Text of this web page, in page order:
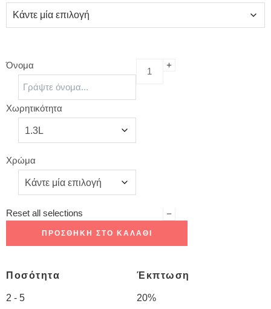
Όνομα
Χωρητικότητα
Χρώμα
Reset all selections
ΠΡΟΣΘΉΚΗ ΣΤΟ ΚΑΛΆΘΙ
Ποσότητα Έκπτωση
2 - 5 20%